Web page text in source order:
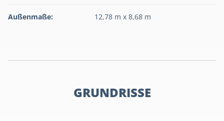
Außenmaße: 12,78 m x 8,68 m
GRUNDRISSE